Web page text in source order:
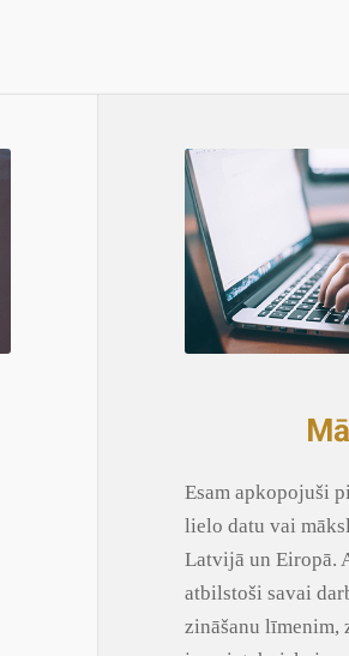
Esam apkopojuši
lielo datu vai
Latvijā un Eiropā.
atbilstoši savai
zināšanu līmenim,